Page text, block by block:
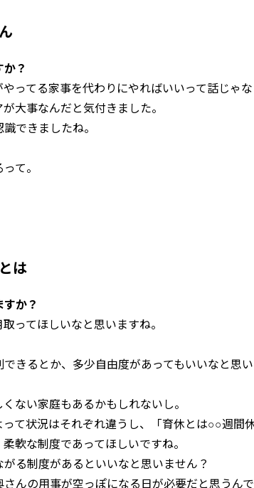
？
ってる家事を代わりにやればいいって話じゃな
大事なんだと気付きました。
できましたね。
て。
は
か？
ってほしいなと思いますね。
きるとか、多少自由度があってもいいなと思
ない家庭もあるかもしれないし。
て状況はそれぞれ違うし、「育休とは○○週間
軟な制度であってほしいですね。
る制度があるといいなと思いません？
んの用事が空っぽになる日が必要だと思うん